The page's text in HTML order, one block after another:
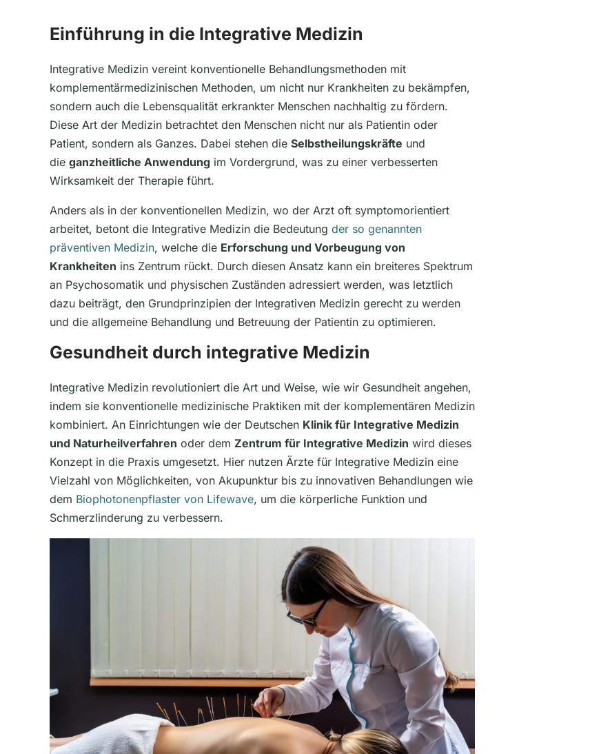
Einführung in die Integrative Medizin
Integrative Medizin vereint konventionelle Behandlungsmethoden mit
komplementärmedizinischen Methoden, um nicht nur Krankheiten zu bekämpfen,
sondern auch die Lebensqualität erkrankter Menschen nachhaltig zu fördern.
Diese Art der Medizin betrachtet den Menschen nicht nur als Patientin oder
Patient, sondern als Ganzes. Dabei stehen die Selbstheilungskräfte und
die ganzheitliche Anwendung im Vordergrund, was zu einer verbesserten
Wirksamkeit der Therapie führt.
Anders als in der konventionellen Medizin, wo der Arzt oft symptomorientiert
arbeitet, betont die Integrative Medizin die Bedeutung der so genannten
präventiven Medizin, welche die Erforschung und Vorbeugung von
Krankheiten ins Zentrum rückt. Durch diesen Ansatz kann ein breiteres Spektrum
an Psychosomatik und physischen Zuständen adressiert werden, was letztlich
dazu beiträgt, den Grundprinzipien der Integrativen Medizin gerecht zu werden
und die allgemeine Behandlung und Betreuung der Patientin zu optimieren.
Gesundheit durch integrative Medizin
Integrative Medizin revolutioniert die Art und Weise, wie wir Gesundheit angehen,
indem sie konventionelle medizinische Praktiken mit der komplementären Medizin
kombiniert. An Einrichtungen wie der Deutschen Klinik für Integrative Medizin
und Naturheilverfahren oder dem Zentrum für Integrative Medizin wird dieses
Konzept in die Praxis umgesetzt. Hier nutzen Ärzte für Integrative Medizin eine
Vielzahl von Möglichkeiten, von Akupunktur bis zu innovativen Behandlungen wie
dem Biophotonenpflaster von Lifewave, um die körperliche Funktion und
Schmerzlinderung zu verbessern.